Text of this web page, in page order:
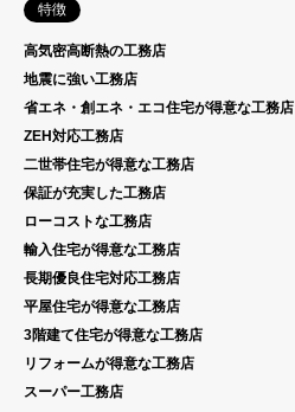
特徴
高気密高断熱の工務店
地震に強い工務店
省エネ・創エネ・エコ住宅が得意な工務店
ZEH対応工務店
二世帯住宅が得意な工務店
保証が充実した工務店
ローコストな工務店
輸入住宅が得意な工務店
長期優良住宅対応工務店
平屋住宅が得意な工務店
3階建て住宅が得意な工務店
リフォームが得意な工務店
スーパー工務店